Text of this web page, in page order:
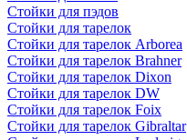
Стойки для пэдов
Стойки для тарелок
Стойки для тарелок Arborea
Стойки для тарелок Brahner
Стойки для тарелок Dixon
Стойки для тарелок DW
Стойки для тарелок Foix
Стойки для тарелок Gibraltar